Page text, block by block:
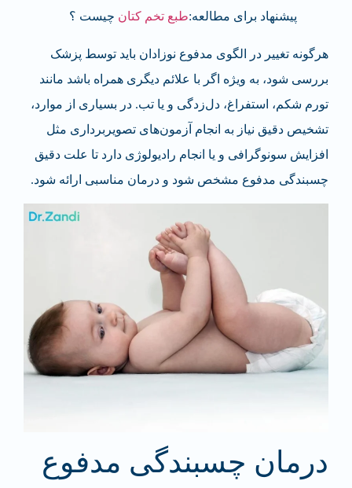
پیشنهاد برای مطالعه:طبع تخم کتان چیست ؟
هرگونه تغییر در الگوی مدفوع نوزادان باید توسط پزشک
بررسی شود، به ویژه اگر با علائم دیگری همراه باشد مانند
تورم شکم، استفراغ، دل‌زدگی و یا تب. در بسیاری از موارد،
تشخیص دقیق نیاز به انجام آزمون‌های تصویربرداری مثل
افزایش سونوگرافی و یا انجام رادیولوژی دارد تا علت دقیق
چسبندگی مدفوع مشخص شود و درمان مناسبی ارائه شود.
درمان چسبندگی مدفوع